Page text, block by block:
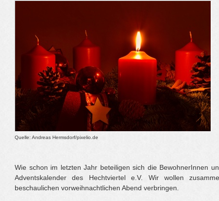
Quelle: Andreas Hermsdorf/pixelio.de
Wie schon im letzten Jahr beteiligen sich die BewohnerInnen
Adventskalender des Hechtviertel e.V. Wir wollen
beschaulichen vorweihnachtlichen Abend verbringen.